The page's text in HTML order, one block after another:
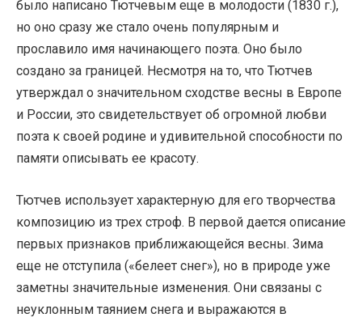
было написано Тютчевым еще в молодости (1830 г.),
но оно сразу же стало очень популярным и
прославило имя начинающего поэта. Оно было
создано за границей. Несмотря на то, что Тютчев
утверждал о значительном сходстве весны в Европе
и России, это свидетельствует об огромной любви
поэта к своей родине и удивительной способности по
памяти описывать ее красоту.
Тютчев использует характерную для его творчества
композицию из трех строф. В первой дается описание
первых признаков приближающейся весны. Зима
еще не отступила («белеет снег»), но в природе уже
заметны значительные изменения. Они связаны с
неуклонным таянием снега и выражаются в